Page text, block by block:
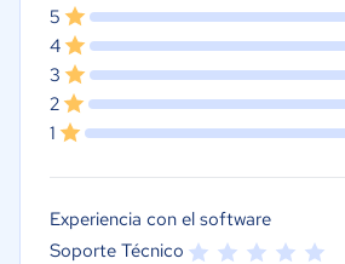
5
4
3
2
1
Experiencia con el software
Soporte Técnico